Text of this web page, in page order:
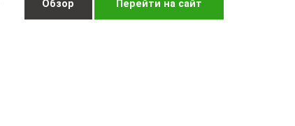
Обзор Перейти на сайт